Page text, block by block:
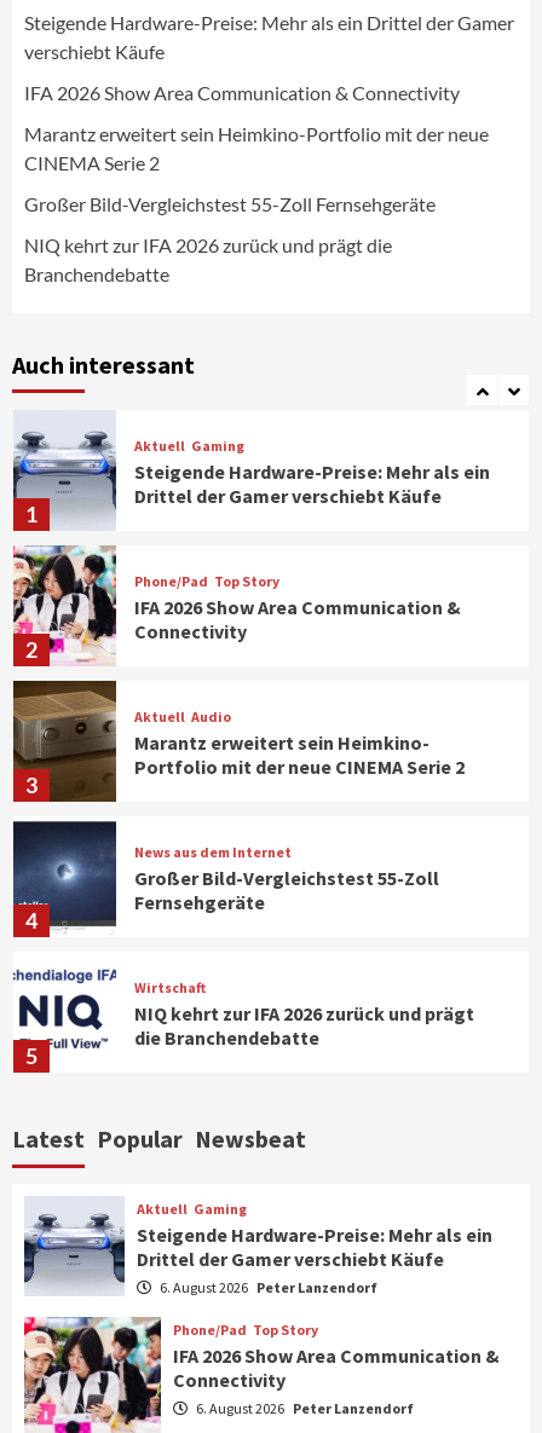
Steigende Hardware-Preise: Mehr als ein Drittel der Gamer
verschiebt Käufe
IFA 2026 Show Area Communication & Connectivity
Marantz erweitert sein Heimkino-Portfolio mit der neue
CINEMA Serie 2
Großer Bild-Vergleichstest 55-Zoll Fernsehgeräte
NIQ kehrt zur IFA 2026 zurück und prägt die
Branchendebatte
Auch interessant
5
NIQ kehrt zur IFA 2026 zurück und prägt
die Branchendebatte
6
Aktuell
CHERRY baut Vertriebsteam in
7
Klimageräte und Ventilatoren
1
Aktuell Gaming
Steigende Hardware-Preise: Mehr als ein
Drittel der Gamer verschiebt Käufe
2
Phone/Pad Top Story
IFA 2026 Show Area Communication &
Connectivity
3
Aktuell Audio
Marantz erweitert sein Heimkino-
Portfolio mit der neue CINEMA Serie 2
4
News aus dem Internet
Großer Bild-Vergleichstest 55-Zoll
Fernsehgeräte
5
Wirtschaft
NIQ kehrt zur IFA 2026 zurück und prägt
die Branchendebatte
6
CHERRY baut Vertriebsteam in
7
Smart Living Top Story
Verbraucher setzen immer mehr auf
Aktuell
Steigende Hardware-Preise: Mehr als ein
Latest Popular Newsbeat
Aktuell Gaming
Steigende Hardware-Preise: Mehr als ein
Drittel der Gamer verschiebt Käufe
6. August 2026 Peter Lanzendorf
Phone/Pad Top Story
IFA 2026 Show Area Communication &
Connectivity
6. August 2026 Peter Lanzendorf